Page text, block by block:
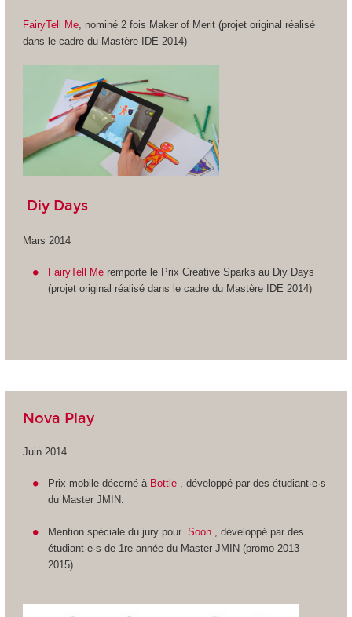
FairyTell Me, nominé 2 fois Maker of Merit (projet original réalisé
dans le cadre du Mastère IDE 2014)
Diy Days
Mars 2014
FairyTell Me remporte le Prix Creative Sparks au Diy Days
(projet original réalisé dans le cadre du Mastère IDE 2014)
Nova Play
Juin 2014
Prix mobile décerné à Bottle , développé par des étudiant·e·s
du Master JMIN.
Mention spéciale du jury pourSoon , développé par des
étudiant·e·s de 1re année du Master JMIN (promo 2013-
2015).